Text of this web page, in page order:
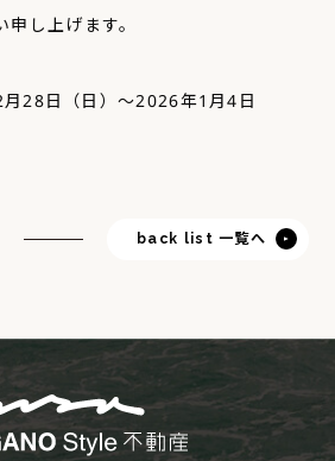
し上げます。
28日（日）～2026年1月4日
back list 一覧へ